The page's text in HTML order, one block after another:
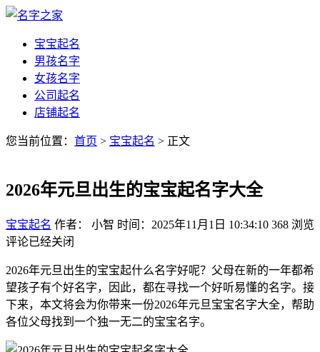
宝宝起名
男孩名字
女孩名字
公司起名
店铺起名
您当前位置： 首页 > 宝宝起名 > 正文
2026年元旦出生的宝宝起名字大全
宝宝起名 作者： 小智 时间：2025年11月1日 10:34:10 368 浏览
评论已经关闭
2026年元旦出生的宝宝起什么名字好呢？父母在新的一年都希
望孩子有个好名字，因此，都在寻找一个好听易懂的名字。接
下来，本文将会为你带来一份2026年元旦宝宝名字大全，帮助
各位父母找到一个独一无二的宝宝名字。